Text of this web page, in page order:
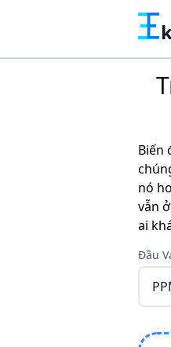
Biến
nó
vẫn
ai
Đầu